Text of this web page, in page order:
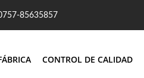
85635857
CONTROL DE CALIDAD